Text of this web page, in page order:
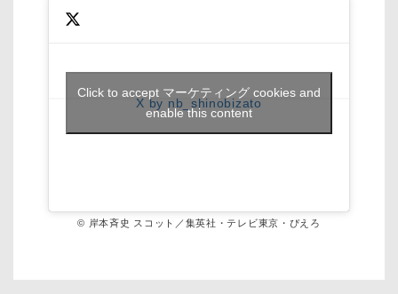
X by nb_shinobizato
Click to accept マーケティング cookies and
enable this content
© 岸本斉史 スコット／集英社・テレビ東京・ぴえろ